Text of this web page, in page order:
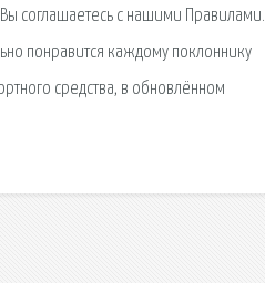
соглашаетесь с нашими Правилами.
понравится каждому поклоннику
средства, в обновлённом